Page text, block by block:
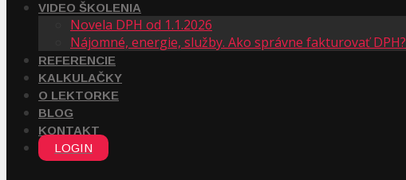
VIDEO ŠKOLENIA
Novela DPH od 1.1.2026
Nájomné, energie, služby. Ako správne fakturovať DPH?
REFERENCIE
KALKULAČKY
O LEKTORKE
BLOG
KONTAKT
LOGIN